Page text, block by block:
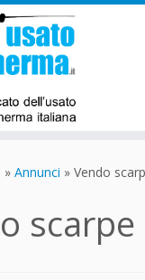
» Annunci » Vendo